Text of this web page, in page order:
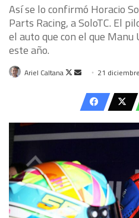
Así se lo confirmó Horacio
Parts Racing, a SoloTC. El
el auto que con el que
este año.
Ariel Caltana
Follow
Send
email
21